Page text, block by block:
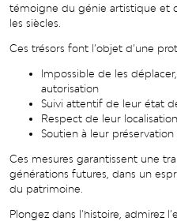
témoigne du génie artistique et
les siècles.
Ces trésors font l’objet d’une
Impossible de les
autorisation
Suivi attentif de leur état
Respect de leur
Soutien à leur
Ces mesures garantissent une
générations futures, dans un
du patrimoine.
Plongez dans l’histoire, admirez